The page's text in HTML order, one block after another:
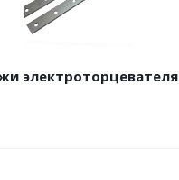
электроторцевателя